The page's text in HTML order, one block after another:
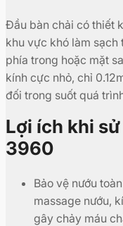
Đầu bàn chải có thiết
khu vực khó làm sạch
phía trong hoặc mặt
kính cực nhỏ, chỉ
đối trong suốt quá
Lợi ích khi
3960
Bảo vệ nướu
massage nướu,
gây chảy máu